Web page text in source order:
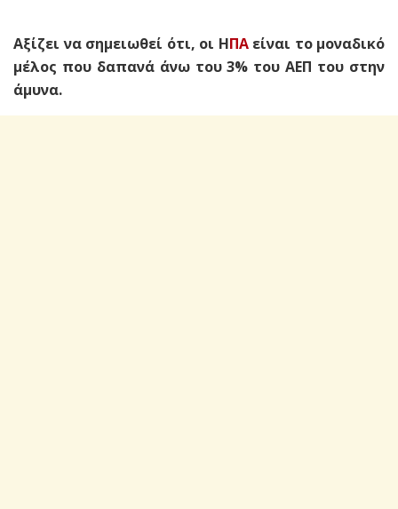
Αξίζει να σημειωθεί ότι, οι ΗΠΑείναι το μοναδικό
μέλος που δαπανά άνω του 3% του ΑΕΠ του στην
άμυνα.